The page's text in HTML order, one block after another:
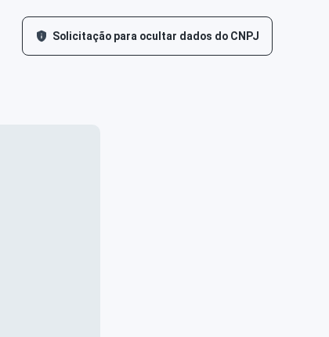
Solicitação para ocultar dados do CNPJ